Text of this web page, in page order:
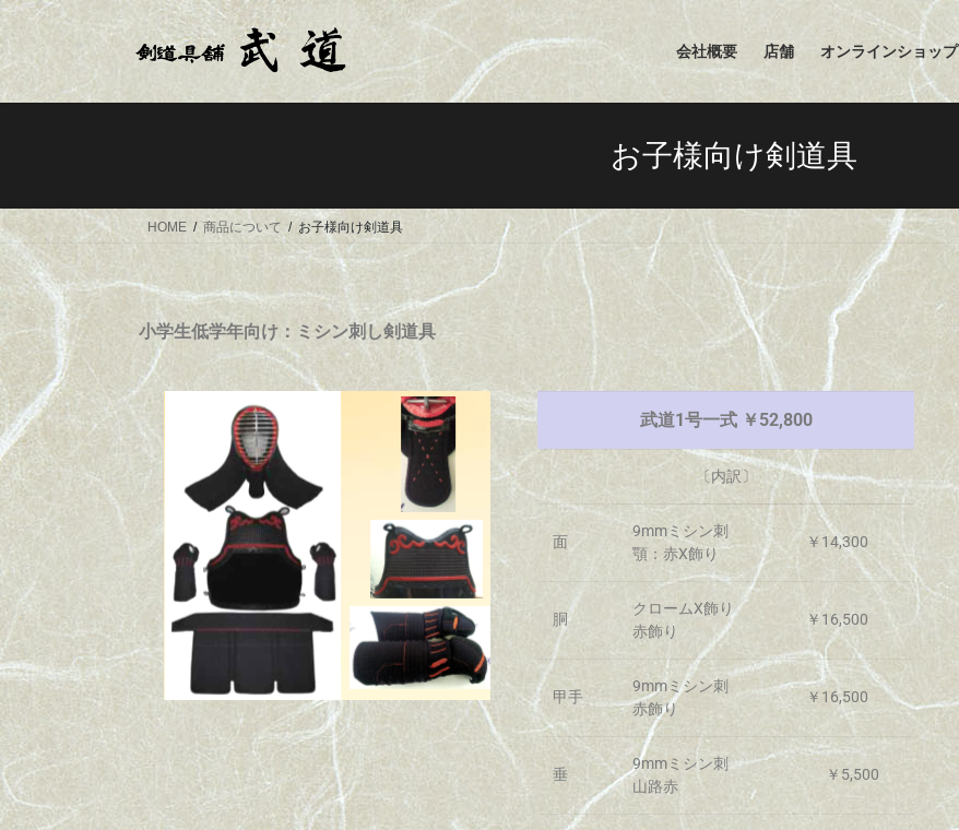
会社概要 店舗 オンラインショップ
お子様向け剣道具
HOME 商品について お子様向け剣道具
小学生低学年向け：ミシン刺し剣道具
武道1号一式 ￥52,800
〔内訳〕
面
9mmミシン刺
顎：赤X飾り
￥14,300
胴
クロームX飾り
赤飾り
￥16,500
甲手
9mmミシン刺
赤飾り
￥16,500
垂
9mmミシン刺
山路赤
￥5,500